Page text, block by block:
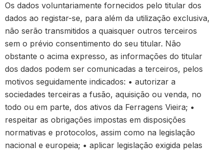
Os dados voluntariamente fornecidos pelo titular dos
dados ao registar-se, para além da utilização exclusiva,
não serão transmitidos a quaisquer outros terceiros
sem o prévio consentimento do seu titular. Não
obstante o acima expresso, as informações do titular
dos dados podem ser comunicadas a terceiros, pelos
motivos seguidamente indicados: • autorizar a
sociedades terceiras a fusão, aquisição ou venda, no
todo ou em parte, dos ativos da Ferragens Vieira; •
respeitar as obrigações impostas em disposições
normativas e protocolos, assim como na legislação
nacional e europeia; • aplicar legislação exigida pelas